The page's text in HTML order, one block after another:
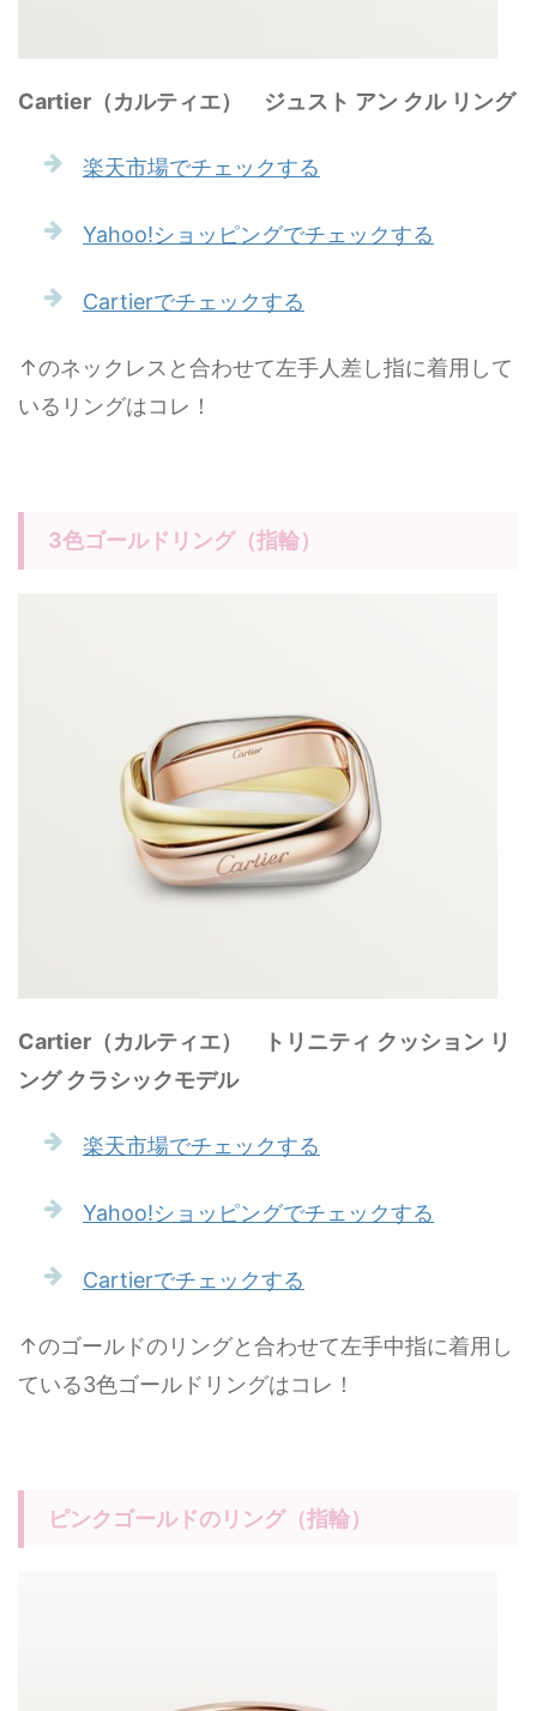
Cartier（カルティエ） ジュスト アン クル リング
楽天市場でチェックする
Yahoo!ショッピングでチェックする
Cartierでチェックする
↑のネックレスと合わせて左手人差し指に着用して
いるリングはコレ！
3色ゴールドリング（指輪）
Cartier（カルティエ） トリニティ クッション リ
ング クラシックモデル
楽天市場でチェックする
Yahoo!ショッピングでチェックする
Cartierでチェックする
↑のゴールドのリングと合わせて左手中指に着用し
ている3色ゴールドリングはコレ！
ピンクゴールドのリング（指輪）